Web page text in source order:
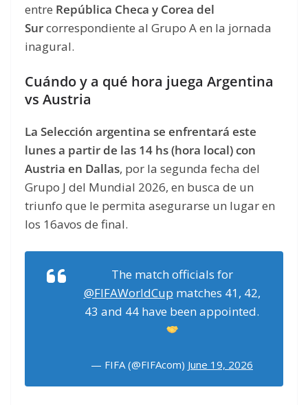
entre República Checa y Corea del
Surcorrespondiente al Grupo A en la jornada
inagural.
Cuándo y a qué hora juega Argentina
vs Austria
La Selección argentina se enfrentará este
lunes a partir de las 14 hs (hora local) con
Austria en Dallas, por la segunda fecha del
Grupo J del Mundial 2026, en busca de un
triunfo que le permita asegurarse un lugar en
los 16avos de final.
The match officials for
@FIFAWorldCup matches 41, 42,
43 and 44 have been appointed.
— FIFA (@FIFAcom) June 19, 2026